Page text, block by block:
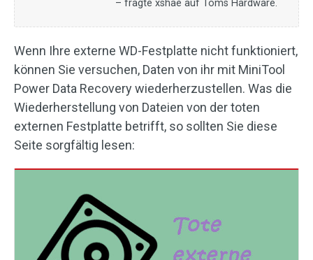
– fragte xshae auf Toms Hardware.
Wenn Ihre externe WD-Festplatte nicht funktioniert,
können Sie versuchen, Daten von ihr mit MiniTool
Power Data Recovery wiederherzustellen. Was die
Wiederherstellung von Dateien von der toten
externen Festplatte betrifft, so sollten Sie diese
Seite sorgfältig lesen: